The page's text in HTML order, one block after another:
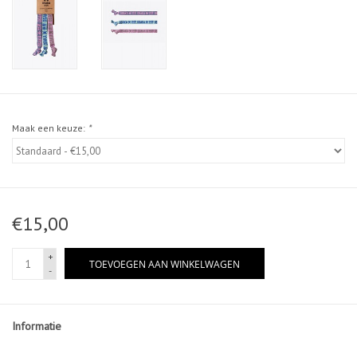
Maak een keuze: *
€15,00
+
-
TOEVOEGEN AAN WINKELWAGEN
Informatie